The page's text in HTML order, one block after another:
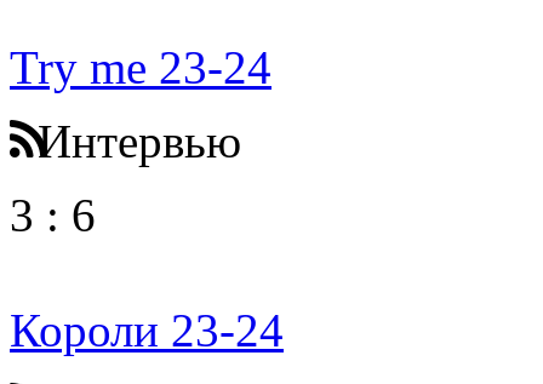
Try me 23-24
Интервью
3 : 6
Короли 23-24